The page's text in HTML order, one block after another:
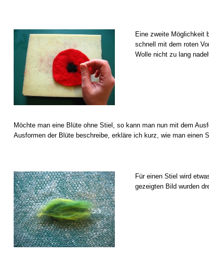
Eine zweite Möglichkeit
schnell mit dem roten
Wolle nicht zu lang
Möchte man eine Blüte ohne Stiel, so kann man nun mit dem
Ausformen der Blüte beschreibe, erkläre ich kurz, wie man einen
Für einen Stiel wird
gezeigten Bild wurden